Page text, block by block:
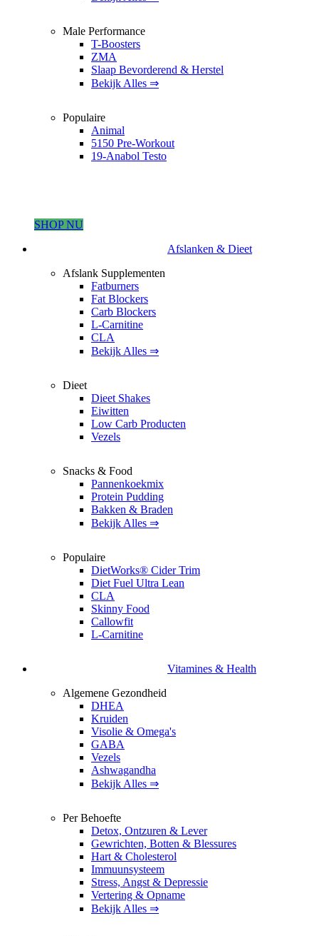
Male Performance
T-Boosters
ZMA
Slaap Bevorderend & Herstel
Bekijk Alles ⇒
Populaire
Animal
5150 Pre-Workout
19-Anabol Testo
SHOP NU
Afslanken & Dieet
Afslank Supplementen
Fatburners
Fat Blockers
Carb Blockers
L-Carnitine
CLA
Bekijk Alles ⇒
Dieet
Dieet Shakes
Eiwitten
Low Carb Producten
Vezels
Snacks & Food
Pannenkoekmix
Protein Pudding
Bakken & Braden
Bekijk Alles ⇒
Populaire
DietWorks® Cider Trim
Diet Fuel Ultra Lean
CLA
Skinny Food
Callowfit
L-Carnitine
Vitamines & Health
Algemene Gezondheid
DHEA
Kruiden
Visolie & Omega's
GABA
Vezels
Ashwagandha
Bekijk Alles ⇒
Per Behoefte
Detox, Ontzuren & Lever
Gewrichten, Botten & Blessures
Hart & Cholesterol
Immuunsysteem
Stress, Angst & Depressie
Vertering & Opname
Bekijk Alles ⇒